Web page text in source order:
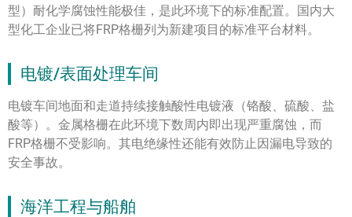
型）耐化学腐蚀性能极佳，是此环境下的标准配置。国内大
型化工企业已将FRP格栅列为新建项目的标准平台材料。
电镀/表面处理车间
电镀车间地面和走道持续接触酸性电镀液（铬酸、硫酸、盐
酸等）。金属格栅在此环境下数周内即出现严重腐蚀，而
FRP格栅不受影响。其电绝缘性还能有效防止因漏电导致的
安全事故。
海洋工程与船舶